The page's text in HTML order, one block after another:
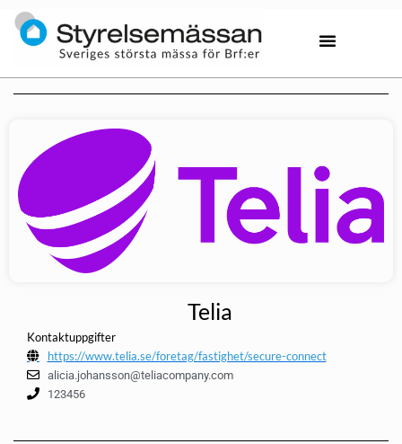
Telia
Kontaktuppgifter
https://www.telia.se/foretag/fastighet/secure-connect
alicia.johansson@teliacompany.com
123456